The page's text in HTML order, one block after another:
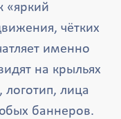
«яркий
чётких
именно
на крыльях
логотип, лица
баннеров.